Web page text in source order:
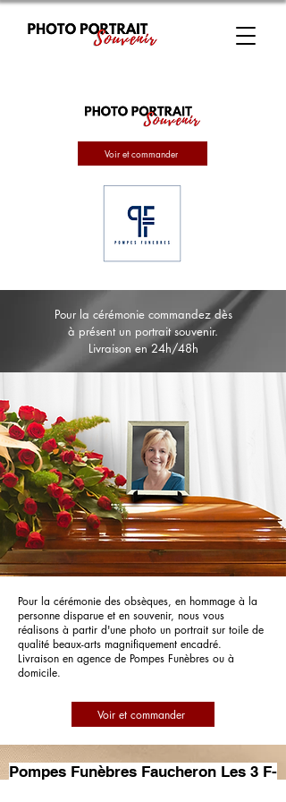
Voir et commander
Pour la cérémonie commandez dès
à présent un portrait souvenir.
Livraison en 24h/48h
Pour la cérémonie des obsèques, en hommage à la
personne disparue et en souvenir, nous vous
réalisons à partir d'une photo un portrait sur toile de
qualité beaux-arts magnifiquement encadré.
Livraison en agence de Pompes Funèbres ou à
domicile.
Voir et commander
Pompes Funèbres Faucheron Les 3 F-